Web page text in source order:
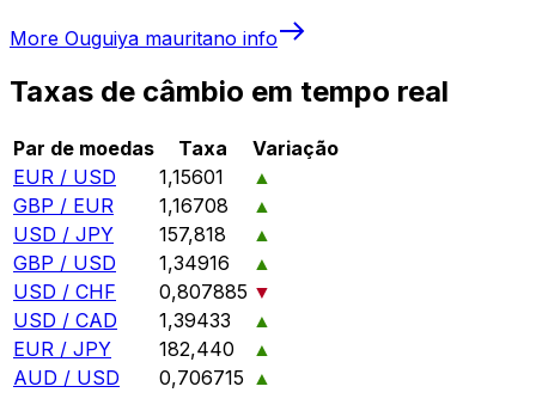
More Ouguiya mauritano info
Taxas de câmbio em tempo real
Par de moedas Taxa
Variação
EUR / USD
1,15601
▲
GBP / EUR
1,16708
▲
USD / JPY
157,818
▲
GBP / USD
1,34916
▲
USD / CHF
0,807885 ▼
USD / CAD
1,39433
▲
EUR / JPY
182,440
▲
AUD / USD
0,706715 ▲